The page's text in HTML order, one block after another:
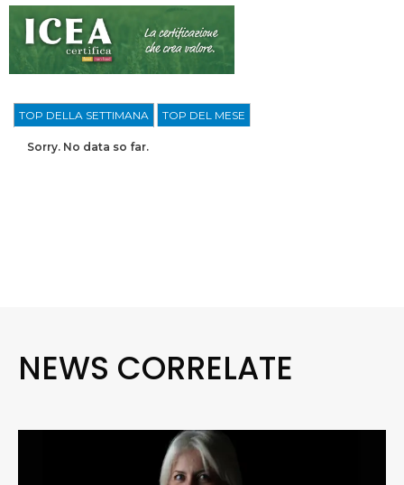
TOP DELLA SETTIMANA TOP DEL MESE
Sorry. No data so far.
NEWS CORRELATE